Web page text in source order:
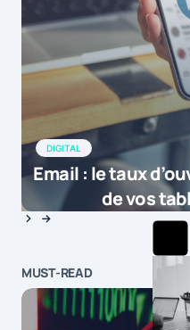
DIGITAL
Email : le taux
de vos
MUST-READ